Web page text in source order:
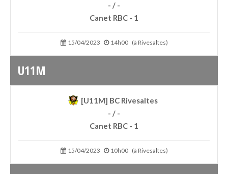
- / -
Canet RBC - 1
15/04/2023 14h00 (à Rivesaltes)
U11M
[U11M] BC Rivesaltes
- / -
Canet RBC - 1
15/04/2023 10h00 (à Rivesaltes)